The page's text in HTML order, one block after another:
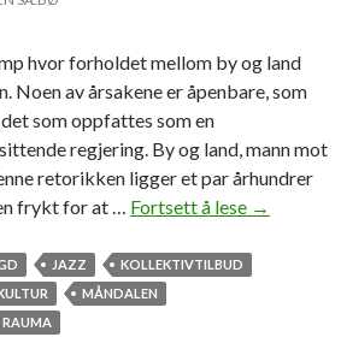
hvor forholdet mellom by og land
Noen av årsakene er åpenbare, som
som oppfattes som en
regjering. By og land, mann mot
retorikken ligger et par århundrer
frykt for at … Fortsett å lese F
→
JAZZ
KOLLEKTIVTILBUD
MÅNDALEN
RAUMA